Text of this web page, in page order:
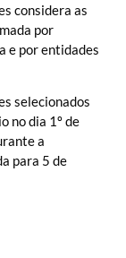
considera as
por
e por entidades
selecionados
no dia 1º de
a
para 5 de